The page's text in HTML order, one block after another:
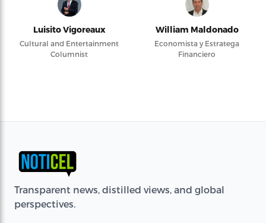
Luisito Vigoreaux
Cultural and Entertainment
Columnist
William Maldonado
Economista y Estratega
Financiero
Transparent news, distilled views, and global
perspectives.